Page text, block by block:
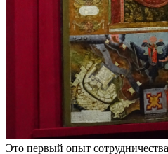
Это первый опыт